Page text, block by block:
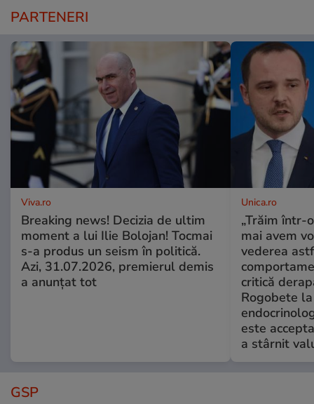
PARTENERI
Viva.ro
Breaking news! Decizia de ultim
moment a lui Ilie Bolojan! Tocmai
s-a produs un seism în politică.
Azi, 31.07.2026, premierul demis
a anunțat tot
Unica.ro
„Trăim într-
mai avem
vederea
critică
Rogobete
este
a stârnit
GSP